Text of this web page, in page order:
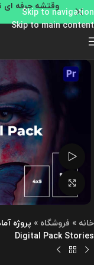
Skip to navigation
Skip to main content
وقتشه حرفه ای
تماشای ویدئو
بزرگنمایی تصویر
خانه » فروشگاه » پروژه
Digital Pack Stories